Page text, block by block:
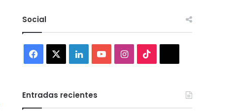
Social
Facebook LinkedInYouTubeInstagram
Entradas recientes